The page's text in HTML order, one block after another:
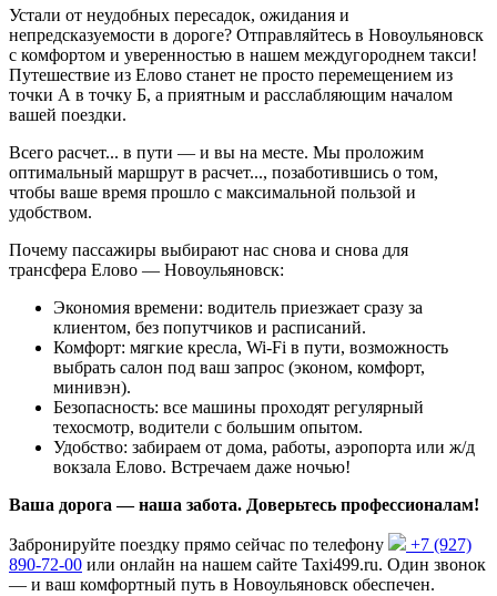
Устали от неудобных пересадок, ожидания и
непредсказуемости в дороге? Отправляйтесь в Новоульяновск
с комфортом и уверенностью в нашем междугороднем такси!
Путешествие из Елово станет не просто перемещением из
точки А в точку Б, а приятным и расслабляющим началом
вашей поездки.
Всего расчет... в пути — и вы на месте. Мы проложим
оптимальный маршрут в расчет..., позаботившись о том,
чтобы ваше время прошло с максимальной пользой и
удобством.
Почему пассажиры выбирают нас снова и снова для
трансфера Елово — Новоульяновск:
Экономия времени: водитель приезжает сразу за
клиентом, без попутчиков и расписаний.
Комфорт: мягкие кресла, Wi-Fi в пути, возможность
выбрать салон под ваш запрос (эконом, комфорт,
минивэн).
Безопасность: все машины проходят регулярный
техосмотр, водители с большим опытом.
Удобство: забираем от дома, работы, аэропорта или ж/д
вокзала Елово. Встречаем даже ночью!
Ваша дорога — наша забота. Доверьтесь профессионалам!
Забронируйте поездку прямо сейчас по телефону
+7 (927)
890-72-00 или онлайн на нашем сайте Taxi499.ru. Один звонок
— и ваш комфортный путь в Новоульяновск обеспечен.